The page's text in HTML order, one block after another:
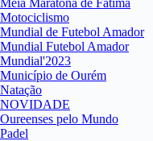
Meia Maratona de Fátima
Motociclismo
Mundial de Futebol Amador
Mundial Futebol Amador
Mundial'2023
Município de Ourém
Natação
NOVIDADE
Oureenses pelo Mundo
Padel